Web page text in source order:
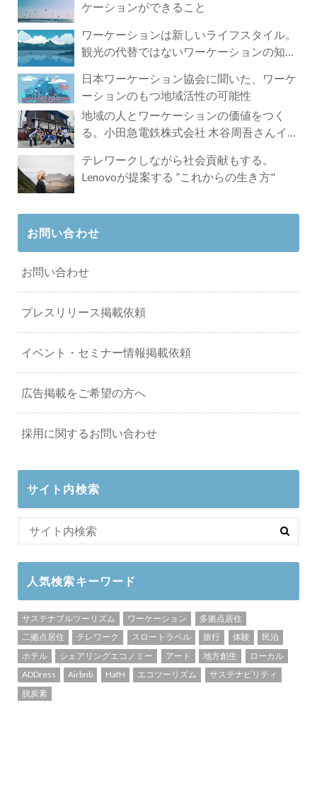
ケーションができること
ワーケーションは新しいライフスタイル。
観光の代替ではないワーケーションの知ら
日本ワーケーション協会に聞いた、ワーケ
ーションのもつ地域活性の可能性
地域の人とワーケーションの価値をつく
る。小田急電鉄株式会社 木谷周吾さんイン
テレワークしながら社会貢献もする。
Lenovoが提案する ”これからの生き方"
お問い合わせ
お問い合わせ
プレスリリース掲載依頼
イベント・セミナー情報掲載依頼
広告掲載をご希望の方へ
採用に関するお問い合わせ
サイト内検索
人気検索キーワード
サステナブルツーリズム ワーケーション
多拠点居住
二拠点居住
テレワーク スロートラベル 旅行 体験
民泊
ホテル
シェアリングエコノミー アート 地方創生
ローカル
ADDress
Airbnb HafH エコツーリズム
サステナビリティ
脱炭素